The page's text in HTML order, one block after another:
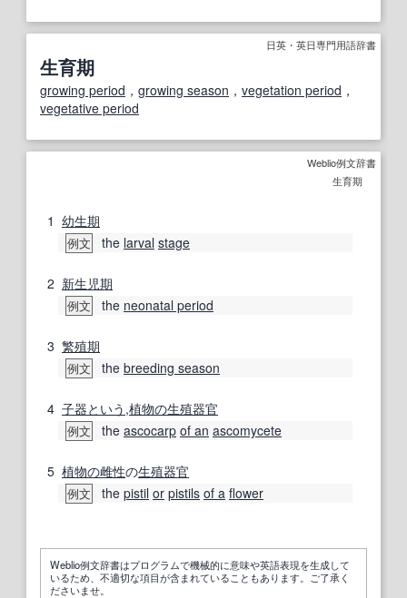
日英・英日専門用語辞書
生育期
growing period ， growing season ， vegetation period ，
vegetative period
Weblio例文辞書
生育期
1 幼生期
例文 the larval stage
2 新生児期
例文 the neonatal period
3 繁殖期
例文 the breeding season
4 子器という ,植物の生殖器官
例文 the ascocarp of an ascomycete
5 植物の雌性の生殖器官
例文 the pistil or pistils of a flower
Weblio例文辞書はプログラムで機械的に意味や英語表現を生成して
いるため、不適切な項目が含まれていることもあります。ご了承く
ださいませ。